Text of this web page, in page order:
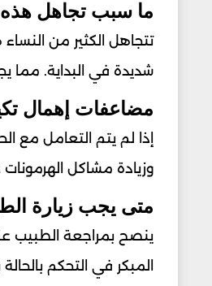
ما سبب تجاهل
تتجاهل الكثير من النساء
شديدة في البداية. مما
مضاعفات إهمال
إذا لم يتم التعامل مع
وزيادة مشاكل
متى يجب زيارة
ينصح بمراجعة الطبيب
المبكر في التحكم